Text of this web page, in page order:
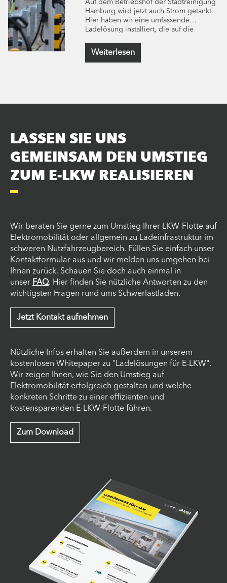
Auf dem Betriebshof der Stadtreinigung
Hamburg wird jetzt auch Strom getankt.
Hier haben wir eine umfassende
Ladelösung installiert, die auf die
Spezialfahrzeuge ausgelegt ist.
Weiterlesen
LASSEN SIE UNS
GEMEINSAM DEN UMSTIEG
ZUM E-LKW REALISIEREN
Wir beraten Sie gerne zum Umstieg Ihrer LKW-Flotte auf
Elektromobilität oder allgemein zu Ladeinfrastruktur im
schweren Nutzfahrzeugbereich. Füllen Sie einfach unser
Kontaktformular aus und wir melden uns umgehen bei
Ihnen zurück. Schauen Sie doch auch einmal in
unser FAQ. Hier finden Sie nützliche Antworten zu den
wichtigsten Fragen rund ums Schwerlastladen.
Jetzt Kontakt aufnehmen
Nützliche Infos erhalten Sie außerdem in unserem
kostenlosen Whitepaper zu "Ladelösungen für E-LKW".
Wir zeigen Ihnen, wie Sie den Umstieg auf
Elektromobilität erfolgreich gestalten und welche
konkreten Schritte zu einer effizienten und
kostensparenden E-LKW-Flotte führen.
Zum Download